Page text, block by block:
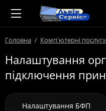
Головна Комп'ютерні
Налаштування
підключення
Налаштування БФП